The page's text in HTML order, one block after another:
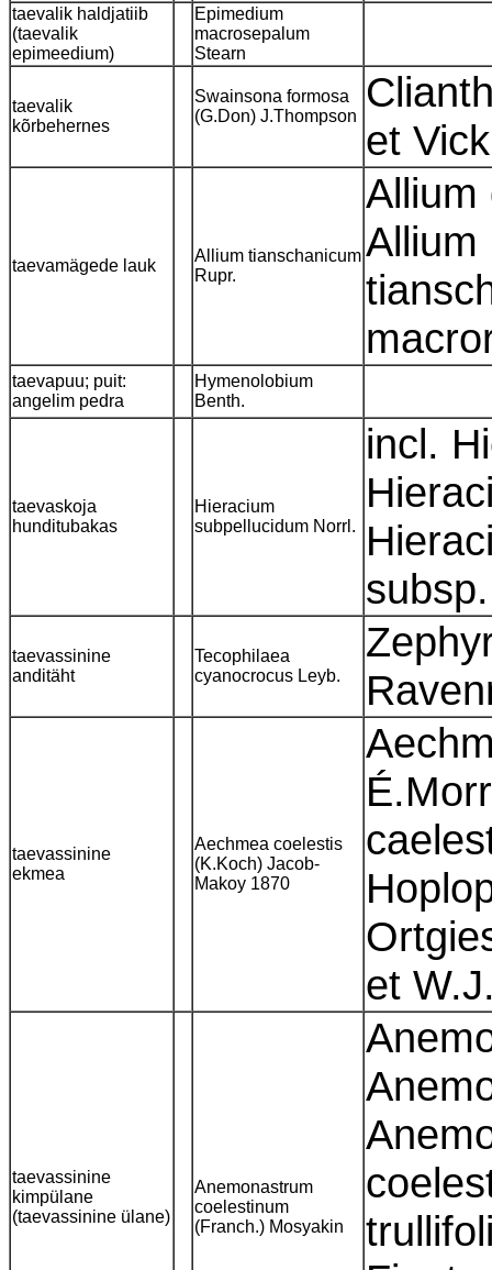
taevalik haldjatiib
(taevalik
epimeedium)
Epimedium
macrosepalum
Stearn
taevalik
kõrbehernes
Swainsona formosa
(G.Don) J.Thompson
et
taevamägede lauk
Allium tianschanicum
Rupr.
Allium
Allium
taevapuu; puit:
angelim pedra
Hymenolobium
Benth.
taevaskoja
hunditubakas
Hieracium
subpellucidum Norrl.
incl.
taevassinine
anditäht
Tecophilaea
cyanocrocus Leyb.
taevassinine
ekmea
Aechmea coelestis
(K.Koch) Jacob-
Makoy 1870
et
taevassinine
kimpülane
(taevassinine ülane)
Anemonastrum
coelestinum
(Franch.) Mosyakin